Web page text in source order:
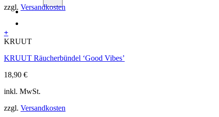
zzgl. Versandkosten
+
KRUUT
KRUUT Räucherbündel ‘Good Vibes’
18,90 €
inkl. MwSt.
zzgl. Versandkosten